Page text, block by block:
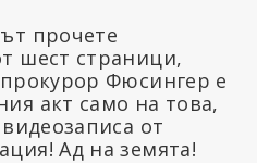
прочете
шест страници,
Фюсингер е
акт само на това,
от
Ад на земята!